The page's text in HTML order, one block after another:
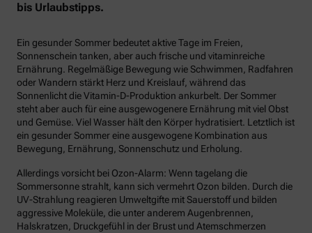
bis Urlaubstipps.
Ein gesunder Sommer bedeutet aktive Tage im Freien,
Sonnenschein tanken, aber auch frische und vitaminreiche
Ernährung. Regelmäßige Bewegung wie Schwimmen, Radfahren
oder Wandern stärkt Herz und Kreislauf, während das
Sonnenlicht die Vitamin-D-Produktion ankurbelt. Der Sommer
steht aber auch für eine ausgewogenere Ernährung mit viel Obst
und Gemüse. Viel Wasser hält den Körper hydratisiert. Letztlich ist
ein gesunder Sommer eine ausgewogene Kombination aus
Bewegung, Ernährung, Sonnenschutz und Erholung.
Allerdings vorsicht bei Ozon-Alarm: Wenn tagelang die
Sommersonne strahlt, kann sich vermehrt Ozon bilden. Durch die
UV-Strahlung reagieren Umweltgifte mit Sauerstoff und bilden
aggressive Moleküle, die unter anderem Augenbrennen,
Halskratzen, Druckgefühl in der Brust und Atemschmerzen